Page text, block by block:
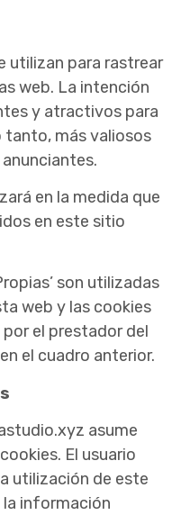
utilizan para rastrear
web. La intención
y atractivos para
tanto, más valiosos
en la medida que
en este sitio
son utilizadas
web y las cookies
por el prestador del
el cuadro anterior.
asume
El usuario
utilización de este
información